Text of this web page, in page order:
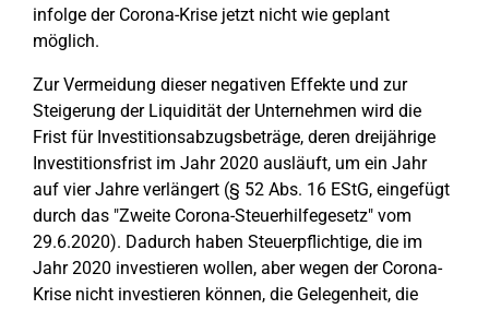
infolge der Corona-Krise jetzt nicht wie geplant
möglich.
Zur Vermeidung dieser negativen Effekte und zur
Steigerung der Liquidität der Unternehmen wird die
Frist für Investitionsabzugsbeträge, deren dreijährige
Investitionsfrist im Jahr 2020 ausläuft, um ein Jahr
auf vier Jahre verlängert (§ 52 Abs. 16 EStG, eingefügt
durch das "Zweite Corona-Steuerhilfegesetz" vom
29.6.2020). Dadurch haben Steuerpflichtige, die im
Jahr 2020 investieren wollen, aber wegen der Corona-
Krise nicht investieren können, die Gelegenheit, die